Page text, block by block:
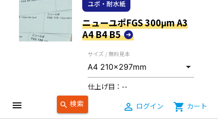
menu search 検索 person_outline ログイン shopping_cart カート
ユポ・耐水紙
ニューユポFGS 300μm A3
A4 B4 B5
サイズ / 無料見本
仕上げ目： --
無料見本について
色